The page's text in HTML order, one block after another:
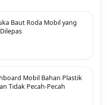
Baut Roda Mobil yang
Mobil Bahan Plastik
Tidak Pecah-Pecah